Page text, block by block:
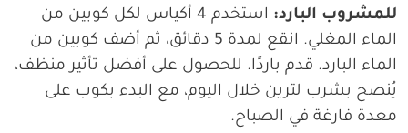
للمشروب البارد:
استخدم 4 أكياس لكل كوبين من
الماء المغلي. انقع لمدة 5 دقائق، ثم أضف كوبين من
الماء البارد. قدم باردًا. للحصول على أفضل تأثير منظف،
يُنصح بشرب لترين خلال اليوم، مع البدء بكوب على
معدة فارغة في الصباح.